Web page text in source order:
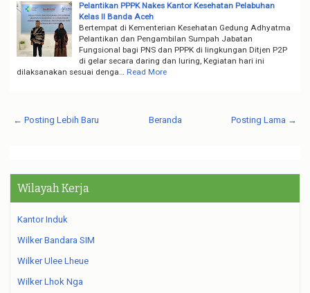
Pelantikan PPPK Nakes Kantor Kesehatan Pelabuhan
Kelas II Banda Aceh
Bertempat di Kementerian Kesehatan Gedung Adhyatma
Pelantikan dan Pengambilan Sumpah Jabatan
Fungsional bagi PNS dan PPPK di lingkungan Ditjen P2P
di gelar secara daring dan luring, Kegiatan hari ini
dilaksanakan sesuai denga… Read More
← Posting Lebih Baru Posting Lama →
Beranda
Wilayah Kerja
Kantor Induk
Wilker Bandara SIM
Wilker Ulee Lheue
Wilker Lhok Nga